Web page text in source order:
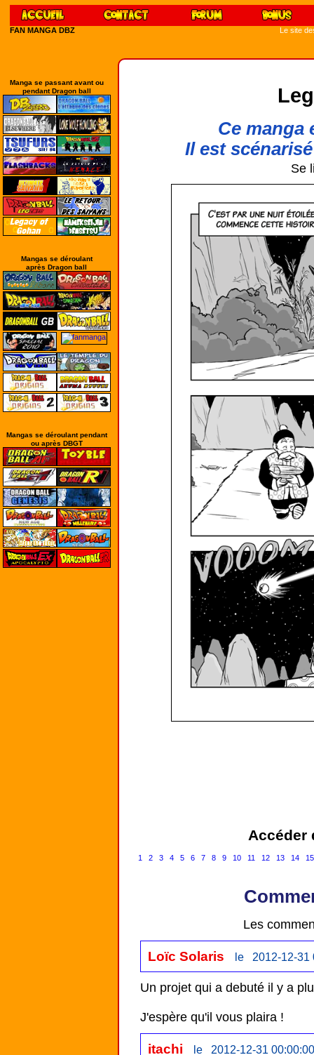
FAN MANGA DBZ Le site
Manga se passant avant ou
pendant Dragon ball
Mangas se déroulant
après Dragon ball
Mangas se déroulant pendant
ou après DBGT
Ce manga
Il est
Se
Accéder
1 2 3 4 5 6 7 8 9 10 11 12 13 14 15
Les
Loïc Solaris le 2012-12-31
Un projet qui a debuté il y a
J'espère qu'il vous plaira !
itachi le 2012-12-31 00:00:00